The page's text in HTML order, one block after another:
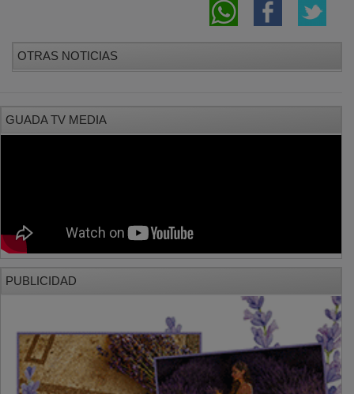
OTRAS NOTICIAS
GUADA TV MEDIA
PUBLICIDAD